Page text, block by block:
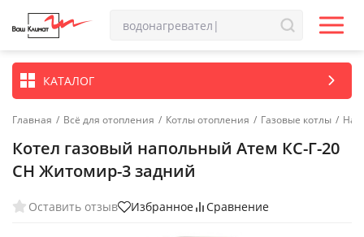
КАТАЛОГ
Главная / Всё для отопления / Котлы отопления / Газовые котлы /
Котел газовый напольный Атем КС-Г-20
СН Житомир-3 задний
Оставить отзыв Избранное Сравнение